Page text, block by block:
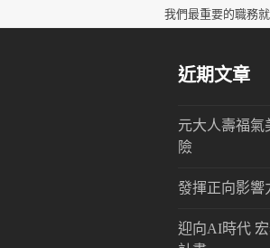
post:
我們最重要的職務
近期文章
元大人壽福氣
險
發揮正向影響
迎向AI時代